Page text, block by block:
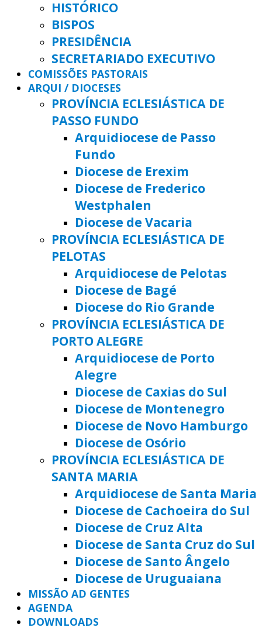
HISTÓRICO
BISPOS
PRESIDÊNCIA
SECRETARIADO EXECUTIVO
COMISSÕES PASTORAIS
ARQUI / DIOCESES
PROVÍNCIA ECLESIÁSTICA DE
PASSO FUNDO
Arquidiocese de Passo
Fundo
Diocese de Erexim
Diocese de Frederico
Westphalen
Diocese de Vacaria
PROVÍNCIA ECLESIÁSTICA DE
PELOTAS
Arquidiocese de Pelotas
Diocese de Bagé
Diocese do Rio Grande
PROVÍNCIA ECLESIÁSTICA DE
PORTO ALEGRE
Arquidiocese de Porto
Alegre
Diocese de Caxias do Sul
Diocese de Montenegro
Diocese de Novo Hamburgo
Diocese de Osório
PROVÍNCIA ECLESIÁSTICA DE
SANTA MARIA
Arquidiocese de Santa Maria
Diocese de Cachoeira do Sul
Diocese de Cruz Alta
Diocese de Santa Cruz do Sul
Diocese de Santo Ângelo
Diocese de Uruguaiana
MISSÃO AD GENTES
AGENDA
DOWNLOADS